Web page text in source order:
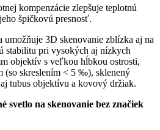
kompenzácie zlepšuje teplotnú
špičkovú presnosť.
3D skenovanie zblízka aj na
stabilitu pri vysokých aj nízkych
objektív s veľkou hĺbkou ostrosti,
(so skreslením < 5 ‰), sklenený
tubus objektívu a kovový držiak.
svetlo na skenovanie bez značiek